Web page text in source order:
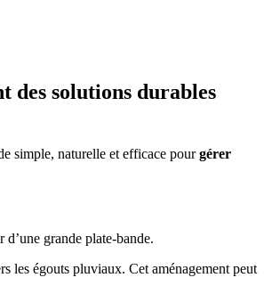
des solutions durables
simple, naturelle et efficace pourgérer
grande plate-bande.
les égouts pluviaux. Cet aménagement peut